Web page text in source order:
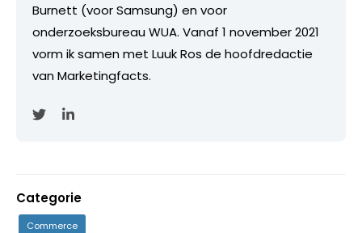
Burnett (voor Samsung) en voor
onderzoeksbureau WUA. Vanaf 1 november 2021
vorm ik samen met Luuk Ros de hoofdredactie
van Marketingfacts.
Categorie
Commerce